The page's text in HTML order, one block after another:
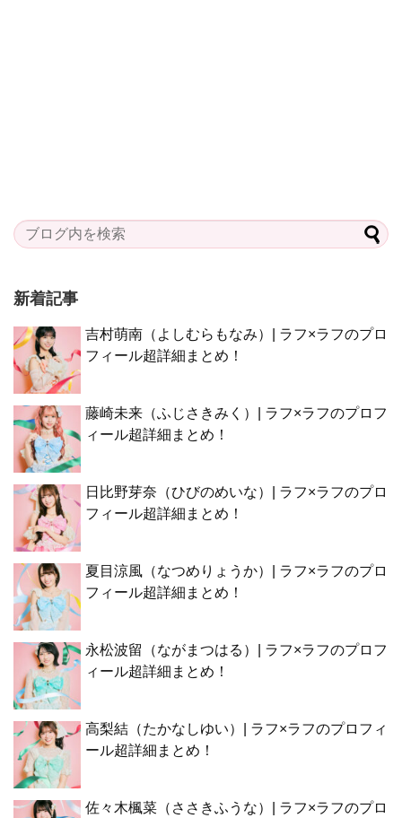
新着記事
吉村萌南（よしむらもなみ）| ラフ×ラフのプロ
フィール超詳細まとめ！
藤崎未来（ふじさきみく）| ラフ×ラフのプロフ
ィール超詳細まとめ！
日比野芽奈（ひびのめいな）| ラフ×ラフのプロ
フィール超詳細まとめ！
夏目涼風（なつめりょうか）| ラフ×ラフのプロ
フィール超詳細まとめ！
永松波留（ながまつはる）| ラフ×ラフのプロフ
ィール超詳細まとめ！
高梨結（たかなしゆい）| ラフ×ラフのプロフィ
ール超詳細まとめ！
佐々木楓菜（ささきふうな）| ラフ×ラフのプロ